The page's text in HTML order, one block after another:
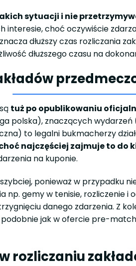
sytuacji i nie
interesie, choć oczywiście
dłuższy czas rozliczania
dłuższego czasu na
tuż po opublikowaniu
polska), znaczących
to legalni bukmacherzy
najczęściej zajmuje to do
na kuponie.
ponieważ w przypadku
gemy w tenisie, rozliczenie i
danego zdarzenia. Z
jak w ofercie pre-
rozliczaniu